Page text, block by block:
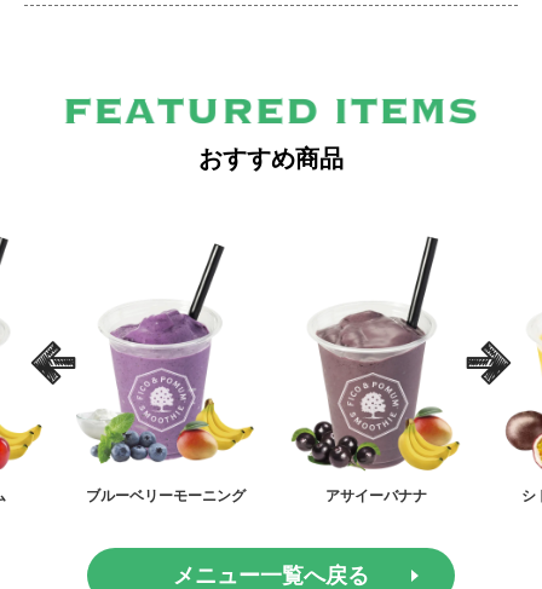
おすすめ商品
ブルーベリーモーニング アサイーバナナ シ
メニュー一覧へ戻る